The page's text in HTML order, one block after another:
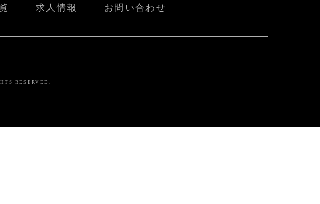
求人情報 お問い合わせ
RESERVED.